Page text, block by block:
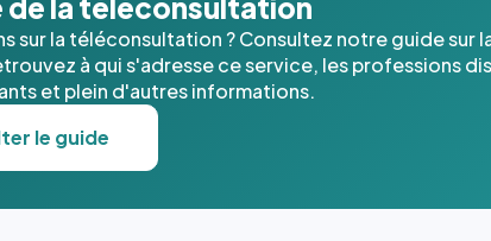
de la téléconsultation
sur la téléconsultation ? Consultez notre guide sur
à qui s'adresse ce service, les professions
et plein d'autres informations.
le guide